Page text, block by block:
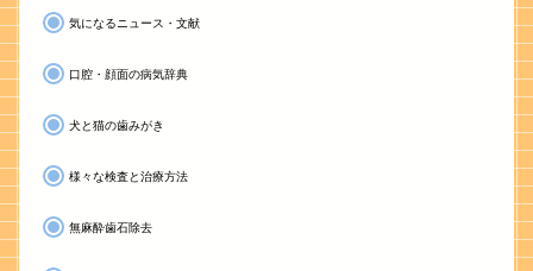
気になるニュース・文献
口腔・顔面の病気辞典
犬と猫の歯みがき
様々な検査と治療方法
無麻酔歯石除去